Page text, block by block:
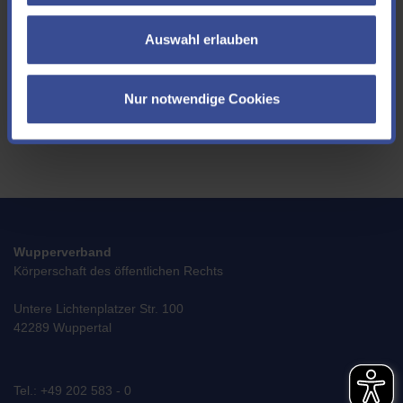
Auswahl erlauben
Nur notwendige Cookies
Ich akzeptiere dieDatenschutzerklärung*
SENDEN
Wupperverband
Körperschaft des öffentlichen Rechts
Untere Lichtenplatzer Str. 100
42289 Wuppertal
Tel.: +49 202 583 - 0